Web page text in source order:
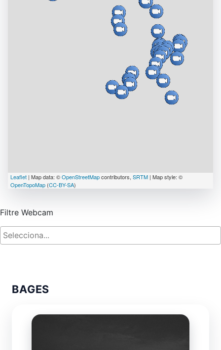
Leaflet | Map data: ©OpenStreetMapcontributors, SRTM | Map style: ©
OpenTopoMap (CC-BY-SA)
Filtre Webcam
BAGES